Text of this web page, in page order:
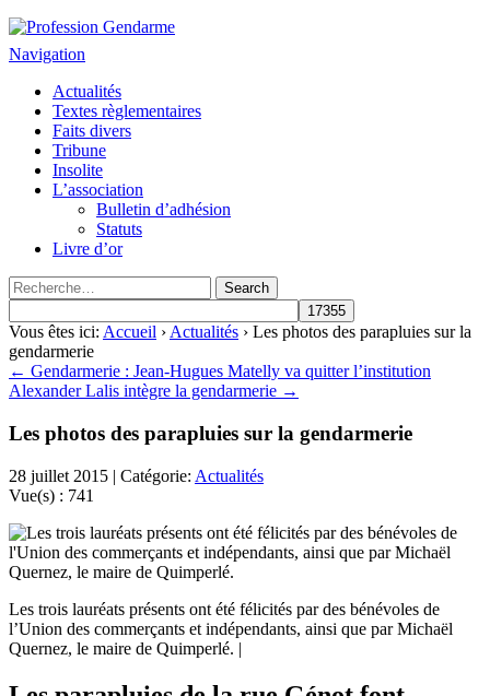
Profession Gendarme
Le journal des gendarmes
Navigation
Actualités
Textes règlementaires
Faits divers
Tribune
Insolite
L’association
Bulletin d’adhésion
Statuts
Livre d’or
Vous êtes ici: Accueil › Actualités › Les photos des parapluies sur la
gendarmerie
← Gendarmerie : Jean-Hugues Matelly va quitter l’institution
Alexander Lalis intègre la gendarmerie →
Les photos des parapluies sur la gendarmerie
28 juillet 2015 | Catégorie: Actualités
Vue(s) : 741
Les trois lauréats présents ont été félicités par des bénévoles de
l’Union des commerçants et indépendants, ainsi que par Michaël
Quernez, le maire de Quimperlé. |